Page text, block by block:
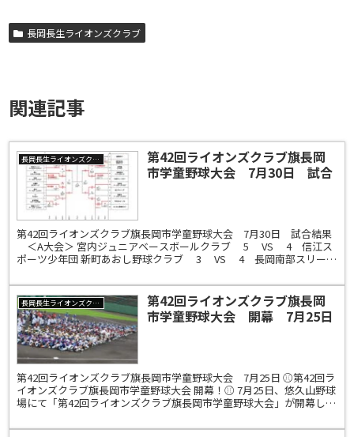
長岡長生ライオンズクラブ
関連記事
長岡長生ライオンズクラブ
第42回ライオンズクラブ旗長岡
市学童野球大会 7月30日 試合
第42回ライオンズクラブ旗長岡市学童野球大会 7月30日 試合結果
＜A大会＞ 宮内ジュニアベースボールクラブ 5 VS 4 信江ス
ポーツ少年団 新町あおし野球クラブ 3 VS 4 長岡南部スリース
長岡長生ライオンズクラブ
第42回ライオンズクラブ旗長岡
市学童野球大会 開幕 7月25日
第42回ライオンズクラブ旗長岡市学童野球大会 7月25日 ⚾第42回ラ
イオンズクラブ旗長岡市学童野球大会 開幕！⚾ 7月25日、悠久山野球
場にて「第42回ライオンズクラブ旗長岡市学童野球大会」が開幕しま